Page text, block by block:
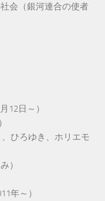
会（銀河連合の使者
12日～）
ひろゆき、ホリエモ
）
年～）